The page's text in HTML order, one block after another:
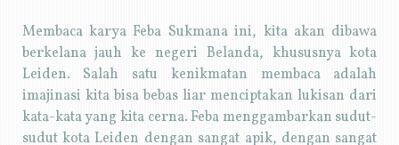
Membaca karya Feba Sukmana ini, kita akan dibawa
berkelana jauh ke negeri Belanda, khususnya kota
Leiden. Salah satu kenikmatan membaca adalah
imajinasi kita bisa bebas liar menciptakan lukisan dari
kata-kata yang kita cerna. Feba menggambarkan sudut-
sudut kota Leiden dengan sangat apik, dengan sangat